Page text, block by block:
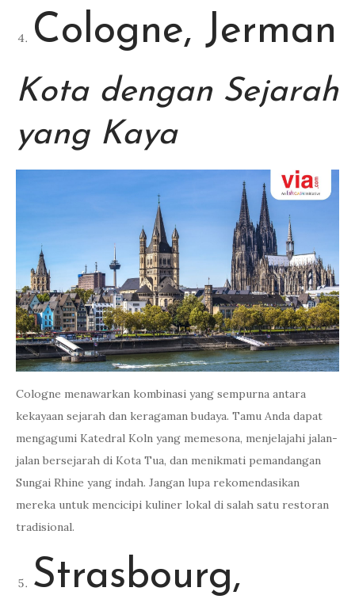
Cologne, Jerman
Kota dengan Sejarah
yang Kaya
Cologne menawarkan kombinasi yang sempurna antara
kekayaan sejarah dan keragaman budaya. Tamu Anda dapat
mengagumi Katedral Koln yang memesona, menjelajahi jalan-
jalan bersejarah di Kota Tua, dan menikmati pemandangan
Sungai Rhine yang indah. Jangan lupa rekomendasikan
mereka untuk mencicipi kuliner lokal di salah satu restoran
tradisional.
Strasbourg,